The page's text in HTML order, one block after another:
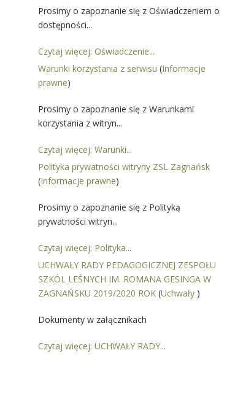
Prosimy o zapoznanie się z Oświadczeniem o
dostępności...
Czytaj więcej: Oświadczenie...
Warunki korzystania z serwisu (Informacje
prawne)
Prosimy o zapoznanie się z Warunkami
korzystania z witryn...
Czytaj więcej: Warunki...
Polityka prywatności witryny ZSL Zagnańsk
(Informacje prawne)
Prosimy o zapoznanie się z Polityką
prywatności witryn...
Czytaj więcej: Polityka...
UCHWAŁY RADY PEDAGOGICZNEJ ZESPOŁU
SZKÓL LEŚNYCH IM. ROMANA GESINGA W
ZAGNAŃSKU 2019/2020 ROK (Uchwały )
Dokumenty w załącznikach
Czytaj więcej: UCHWAŁY RADY...